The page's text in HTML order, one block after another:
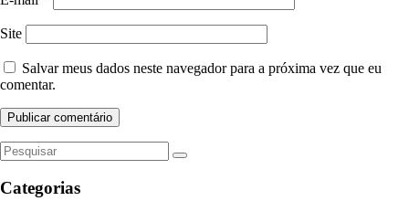
Site
Salvar meus dados neste navegador para a próxima vez que eu
comentar.
Categorias